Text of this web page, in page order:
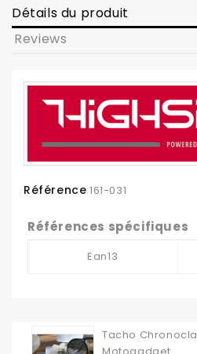
Détails du produit
Reviews
Référence 161-031
Références spécifiques
Ean13
Tacho